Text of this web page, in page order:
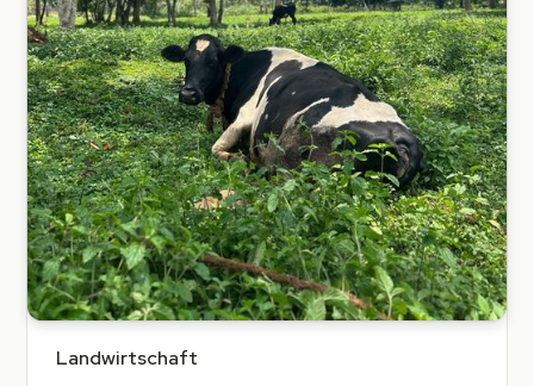
Landwirtschaft